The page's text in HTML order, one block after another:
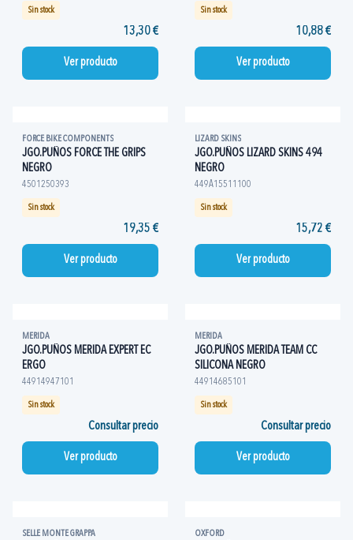
Sin stock
13,30 €
Ver producto
Sin stock
10,88 €
Ver producto
FORCE BIKE COMPONENTS
JGO.PUÑOS FORCE THE GRIPS
NEGRO
4501250393
Sin stock
19,35 €
Ver producto
LIZARD SKINS
JGO.PUÑOS LIZARD SKINS 494
NEGRO
449A15511100
Sin stock
15,72 €
Ver producto
MERIDA
JGO.PUÑOS MERIDA EXPERT EC
ERGO
44914947101
Sin stock
Consultar precio
Ver producto
MERIDA
JGO.PUÑOS MERIDA TEAM CC
SILICONA NEGRO
44914685101
Sin stock
Consultar precio
Ver producto
SELLE MONTE GRAPPA OXFORD